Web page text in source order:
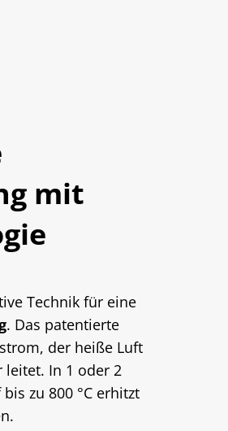
mit
Technik für eine
. Das patentierte
der heiße Luft
leitet. In 1 oder 2
zu 800 °C erhitzt